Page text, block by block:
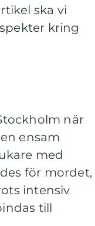
ska vi
kring
när
ensam
med
för mordet,
intensiv
till